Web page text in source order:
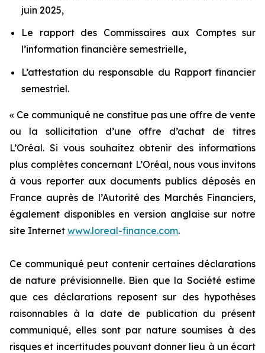
juin 2025,
Le rapport des Commissaires aux Comptes sur
l’information financière semestrielle,
L’attestation du responsable du Rapport financier
semestriel.
« Ce communiqué ne constitue pas une offre de vente
ou la sollicitation d’une offre d’achat de titres
L’Oréal. Si vous souhaitez obtenir des informations
plus complètes concernant L’Oréal, nous vous invitons
à vous reporter aux documents publics déposés en
France auprès de l’Autorité des Marchés Financiers,
également disponibles en version anglaise sur notre
site Internet www.loreal-finance.com.
Ce communiqué peut contenir certaines déclarations
de nature prévisionnelle. Bien que la Société estime
que ces déclarations reposent sur des hypothèses
raisonnables à la date de publication du présent
communiqué, elles sont par nature soumises à des
risques et incertitudes pouvant donner lieu à un écart